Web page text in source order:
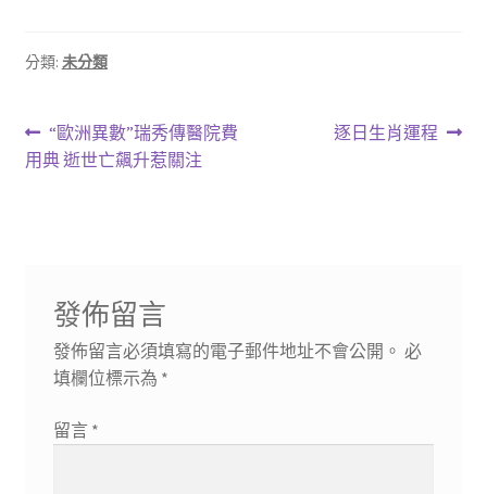
分類: 未分類
文
章
上
一
“歐洲異數”瑞秀傳醫院費
用典 逝世亡飆升惹關注
下
逐日生肖運程
發佈留言
發佈留言必須填寫的電子郵件地址不會公開。 必
填欄位標示為 *
留言 *